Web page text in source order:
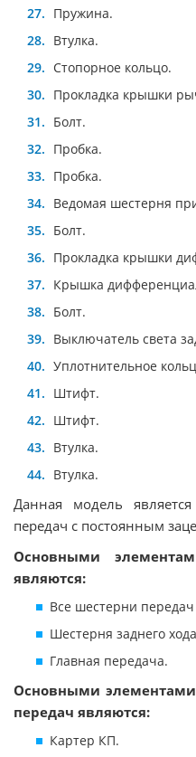
Пружина.
Втулка.
Стопорное кольцо.
Прокладка крышки
Болт.
Пробка.
Пробка.
Ведомая шестерня
Болт.
Прокладка крышки
Крышка
Болт.
Выключатель света
Уплотнительное
Штифт.
Штифт.
Втулка.
Втулка.
Данная модель
передач с постоянным
Основными
являются:
Все шестерни
Шестерня заднего
Главная передача.
Основными элементами
передач являются:
Картер КП.